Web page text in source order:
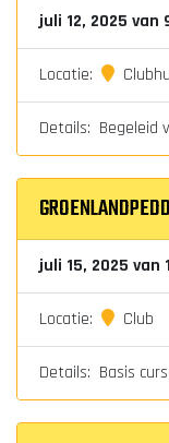
juli 12, 2025
Locatie:
Details: Begeleid
juli 15, 2025 van
Locatie: Club
Details: Basis